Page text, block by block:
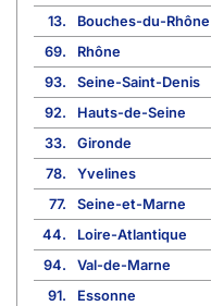
13.
Bouches-du-Rhône
69.
Rhône
93.
Seine-Saint-Denis
92.
Hauts-de-Seine
33.
Gironde
78.
Yvelines
77.
Seine-et-Marne
44.
Loire-Atlantique
94.
Val-de-Marne
91.
Essonne